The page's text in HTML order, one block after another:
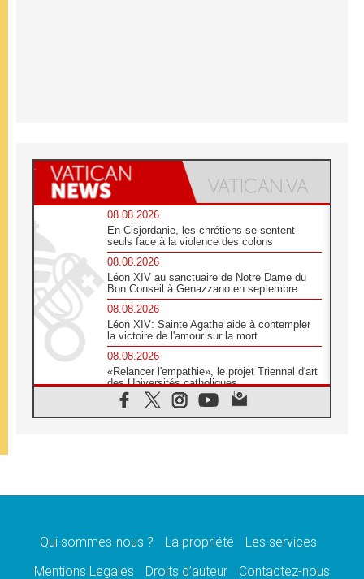
08.08.2026
En Cisjordanie, les chrétiens se sentent
seuls face à la violence des colons
08.08.2026
Léon XIV au sanctuaire de Notre Dame du
Bon Conseil à Genazzano en septembre
08.08.2026
Léon XIV: Sainte Agathe aide à contempler
la victoire de l'amour sur la mort
08.08.2026
«Relancer l'empathie», le projet Triennal d'art
des Universités catholiques
08.08.2026
Signis 2026, donner la parole aux religieuses
07.08.2026
07.08.2026
de l'Assomption et mémoire nationale
Qui sommes-nous ? La propriété
Les services
Mentions Legales
Droits d’auteur Contactez-nous